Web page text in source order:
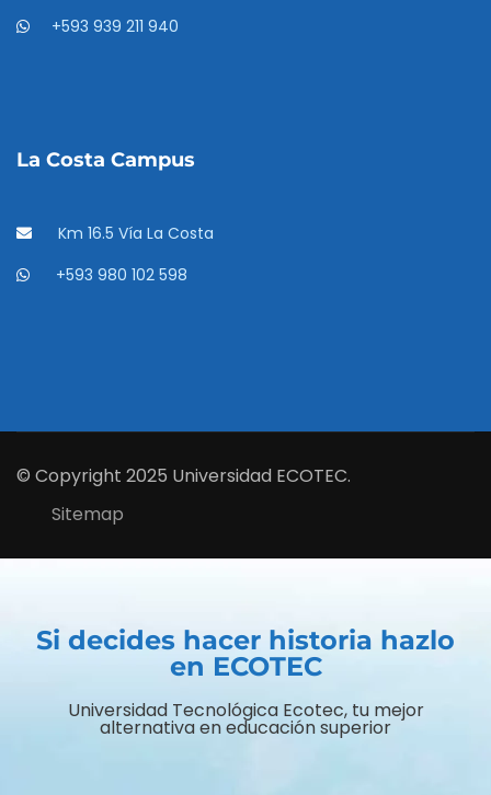
+593 939 211 940
La Costa Campus
Km 16.5 Vía La Costa
+593 980 102 598
© Copyright 2025 Universidad ECOTEC.
Sitemap
Si decides hacer historia hazlo
en ECOTEC
Universidad Tecnológica Ecotec, tu mejor
alternativa en educación superior